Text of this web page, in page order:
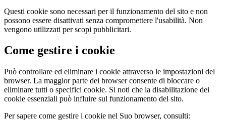
Questi cookie sono necessari per il funzionamento del sito e non
possono essere disattivati senza compromettere l'usabilità. Non
vengono utilizzati per scopi pubblicitari.
Come gestire i cookie
Può controllare ed eliminare i cookie attraverso le impostazioni del
browser. La maggior parte dei browser consente di bloccare o
eliminare tutti o specifici cookie. Si noti che la disabilitazione dei
cookie essenziali può influire sul funzionamento del sito.
Per sapere come gestire i cookie nel Suo browser, consulti: